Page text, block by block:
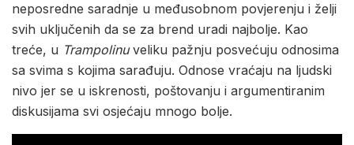
neposredne saradnje u međusobnom povjerenju i želji
svih uključenih da se za brend uradi najbolje. Kao
treće, u Trampolinuveliku pažnju posvećuju odnosima
sa svima s kojima sarađuju. Odnose vraćaju na ljudski
nivo jer se u iskrenosti, poštovanju i argumentiranim
diskusijama svi osjećaju mnogo bolje.